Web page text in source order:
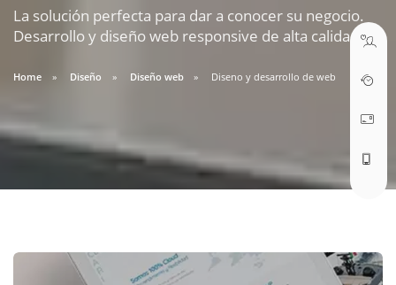
La solución perfecta para dar a conocer su negocio.
Desarrollo y diseño web responsive de alta calidad.
Home Diseño Diseño web Diseno y desarrollo de web
soporte@webseo.cl